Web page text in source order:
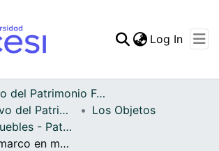
Statistics
Log In
Archivo del Patrimonio Fotográfico y Fílmico del Valle del Cauca
Fondo Archivo del Patrimonio Fotográfico y Fílmico del Valle del Cauca
Los Objetos
APFFVC - Muebles - Patrimonial
Espejo con marco en madera